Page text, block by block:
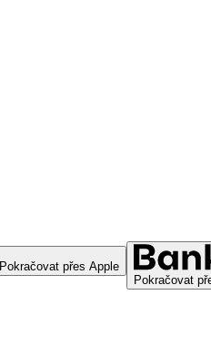
Pokračovat přes Apple
Pokračovat